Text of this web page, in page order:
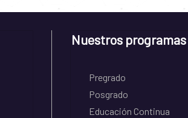
Nuestros programas
Pregrado
Posgrado
Educación Continua